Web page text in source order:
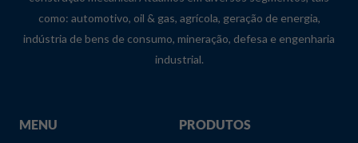
como: automotivo, oil & gas, agrícola, geração de energia,
indústria de bens de consumo, mineração, defesa e engenharia
industrial.
MENU PRODUTOS